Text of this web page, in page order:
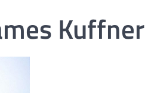
Kuffner